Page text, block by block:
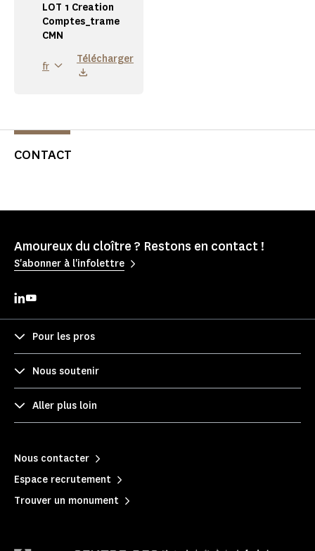
LOT 1 Creation
Comptes_trame
CMN
fr
Télécharger
CONTACT
Amoureux du cloître ? Restons en contact !
S'abonner à l'infolettre
Pour les pros
Nous soutenir
Aller plus loin
Nous contacter
Espace recrutement
Trouver un monument